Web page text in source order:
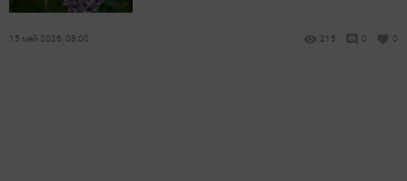
15 май 2026, 08:00 215 0 0